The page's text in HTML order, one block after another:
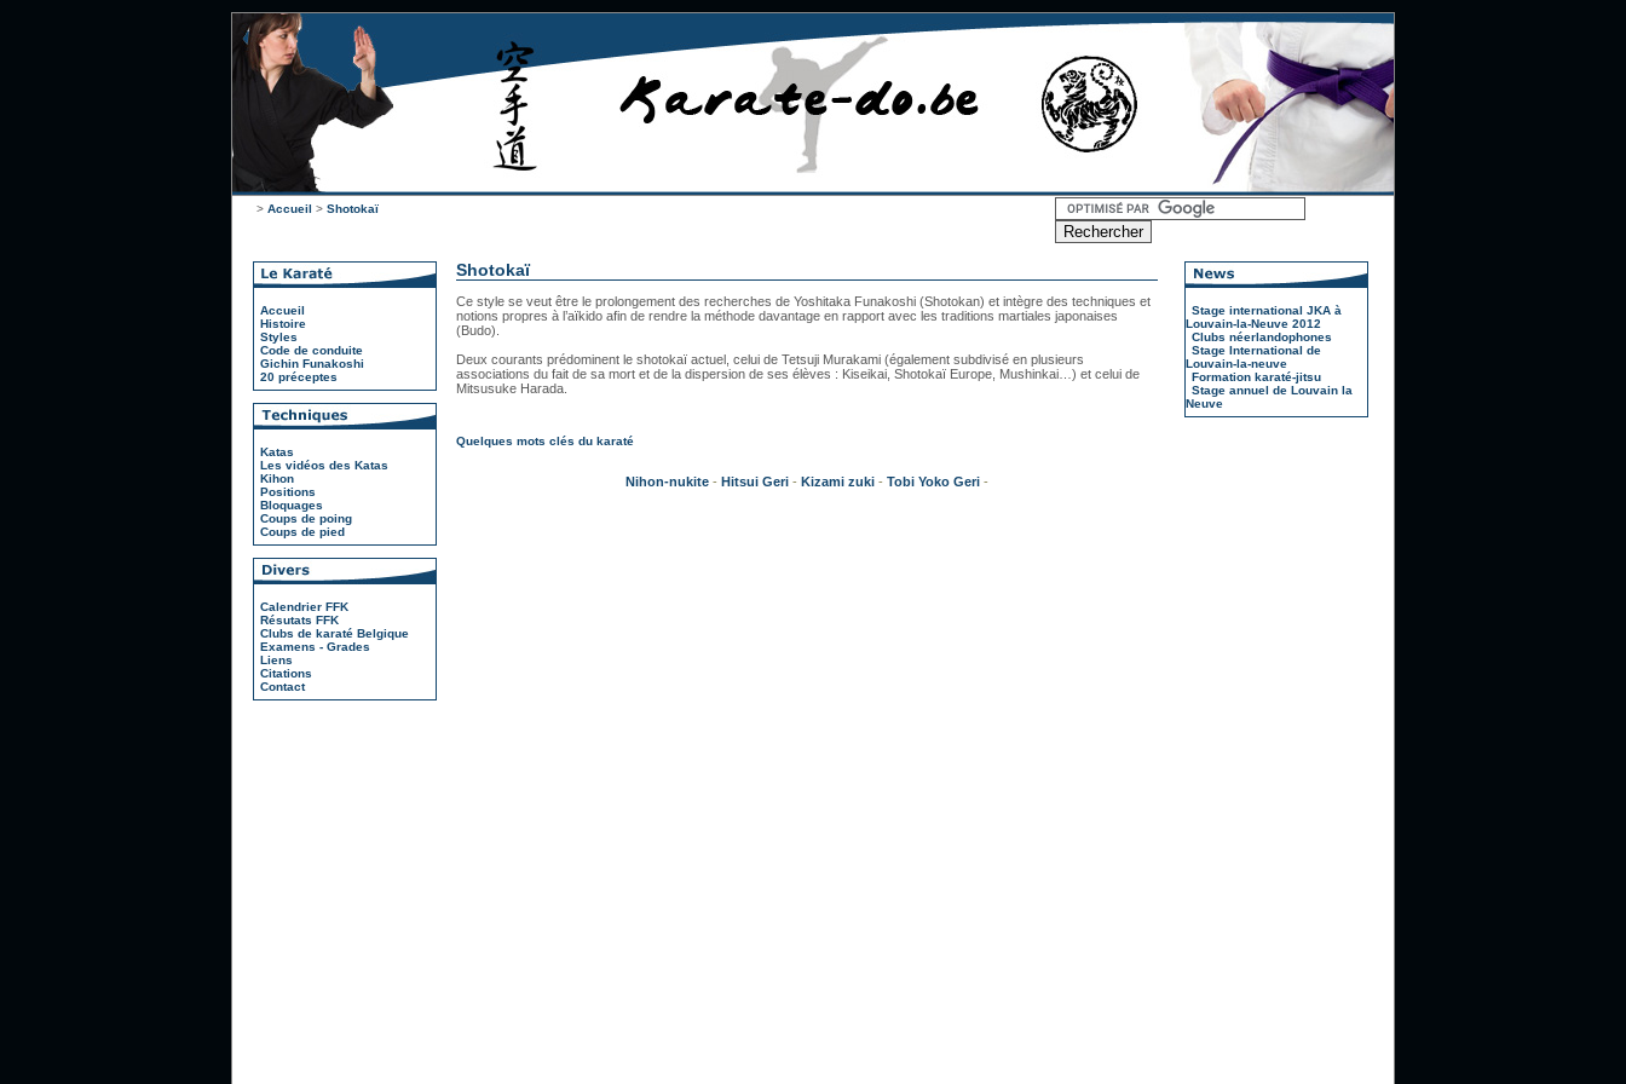
> Accueil > Shotokaï
Accueil
Histoire
Styles
Code de conduite
Gichin Funakoshi
20 préceptes
Katas
Les vidéos des Katas
Kihon
Positions
Bloquages
Coups de poing
Coups de pied
Calendrier FFK
Résutats FFK
Clubs de karaté Belgique
Examens - Grades
Liens
Citations
Contact
Shotokaï
Ce style se veut être le prolongement des recherches de Yoshitaka Funakoshi (Shotokan) et intègre des techniques et
notions propres à l’aïkido afin de rendre la méthode davantage en rapport avec les traditions martiales japonaises
(Budo).
Deux courants prédominent le shotokaï actuel, celui de Tetsuji Murakami (également subdivisé en plusieurs
associations du fait de sa mort et de la dispersion de ses élèves : Kiseikai, Shotokaï Europe, Mushinkai…) et celui de
Mitsusuke Harada.
Quelques mots clés du karaté
Nihon-nukite - Hitsui Geri - Kizami zuki - Tobi Yoko Geri -
Stage international JKA à
Louvain-la-Neuve 2012
Clubs néerlandophones
Stage International de
Louvain-la-neuve
Formation karaté-jitsu
Stage annuel de Louvain la
Neuve